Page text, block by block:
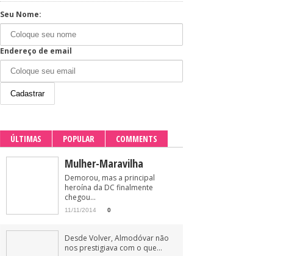
Seu Nome:
Endereço de email
ÚLTIMAS POPULAR COMMENTS
Mulher-Maravilha
Demorou, mas a principal
heroína da DC finalmente
chegou...
11/11/2014 0
Desde Volver, Almodóvar não
nos prestigiava com o que...